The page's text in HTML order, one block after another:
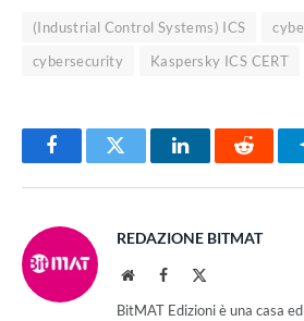
(Industrial Control Systems) ICS
cybersecurity
Kaspersky ICS CERT
FacebookTwitter LinkedInReddit
REDAZIONE BITMAT
WebsiteFacebook
BitMAT Edizioni è una casa